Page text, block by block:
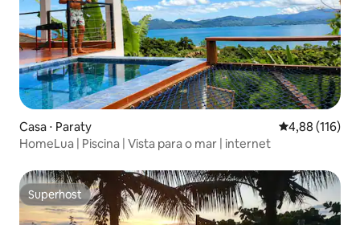
Casa ⋅ Paraty 4,88 de uma
4,88 (116)
HomeLua | Piscina | Vista para o mar | internet
Superhost
Superhost